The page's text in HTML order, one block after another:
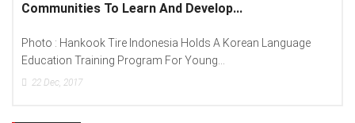
Language
Spread “Different Is Better”...
Photo : (From Left To Right) Helmy Susanto
Lenovo Indonesia), Andien Aisyah...